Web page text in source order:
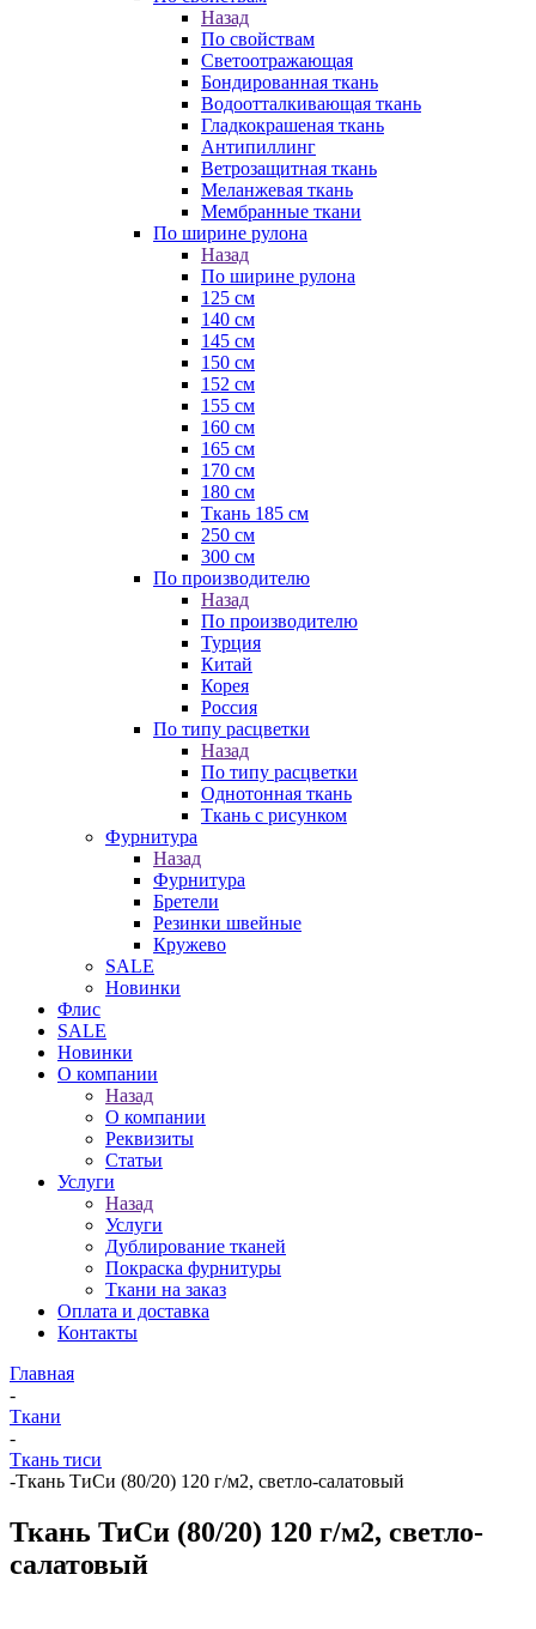
Назад
По свойствам
Светоотражающая
Бондированная ткань
Водоотталкивающая ткань
Гладкокрашеная ткань
Антипиллинг
Ветрозащитная ткань
Меланжевая ткань
Мембранные ткани
По ширине рулона
Назад
По ширине рулона
125 см
140 см
145 см
150 см
152 см
155 см
160 см
165 см
170 см
180 см
Ткань 185 см
250 см
300 см
По производителю
Назад
По производителю
Турция
Китай
Корея
Россия
По типу расцветки
Назад
По типу расцветки
Однотонная ткань
Ткань с рисунком
Фурнитура
Назад
Фурнитура
Бретели
Резинки швейные
Кружево
SALE
Новинки
Флис
SALE
Новинки
О компании
Назад
О компании
Реквизиты
Статьи
Услуги
Назад
Услуги
Дублирование тканей
Покраска фурнитуры
Ткани на заказ
Оплата и доставка
Контакты
Главная
-
Ткани
-
Ткань тиси
-Ткань ТиСи (80/20) 120 г/м2, светло-салатовый
Ткань ТиСи (80/20) 120 г/м2, светло-
салатовый